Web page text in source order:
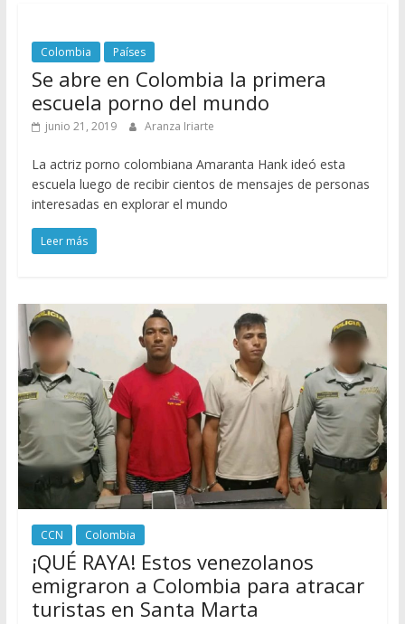
Colombia Países
Se abre en Colombia la primera
escuela porno del mundo
junio 21, 2019 Aranza Iriarte
La actriz porno colombiana Amaranta Hank ideó esta
escuela luego de recibir cientos de mensajes de personas
interesadas en explorar el mundo
Leer más
CCN Colombia
¡QUÉ RAYA! Estos venezolanos
emigraron a Colombia para atracar
turistas en Santa Marta